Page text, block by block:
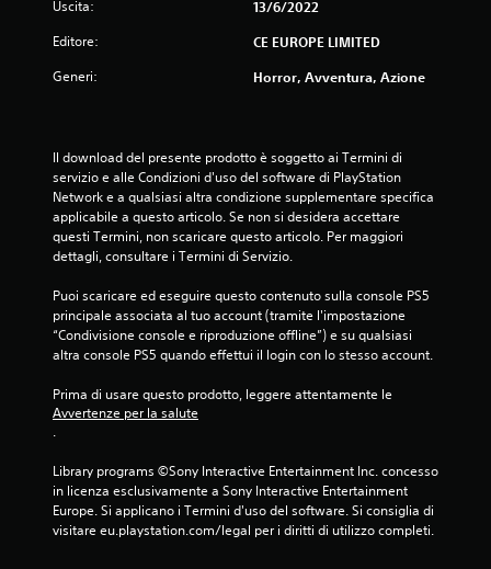
Uscita: 13/6/2022
Editore: CE EUROPE LIMITED
Generi: Horror, Avventura, Azione
Il download del presente prodotto è soggetto ai Termini di
servizio e alle Condizioni d'uso del software di PlayStation
Network e a qualsiasi altra condizione supplementare specifica
applicabile a questo articolo. Se non si desidera accettare
questi Termini, non scaricare questo articolo. Per maggiori
dettagli, consultare i Termini di Servizio.
Puoi scaricare ed eseguire questo contenuto sulla console PS5
principale associata al tuo account (tramite l'impostazione
“Condivisione console e riproduzione offline”) e su qualsiasi
altra console PS5 quando effettui il login con lo stesso account.
Prima di usare questo prodotto, leggere attentamente le
Avvertenze per la salute
.
Library programs ©Sony Interactive Entertainment Inc. concesso
in licenza esclusivamente a Sony Interactive Entertainment
Europe. Si applicano i Termini d'uso del software. Si consiglia di
visitare eu.playstation.com/legal per i diritti di utilizzo completi.